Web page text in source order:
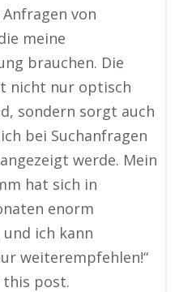
von
meine
brauchen. Die
nicht nur optisch
sondern sorgt auch
bei Suchanfragen
werde. Mein
hat sich in
enorm
ich kann
weiterempfehlen!“
post.